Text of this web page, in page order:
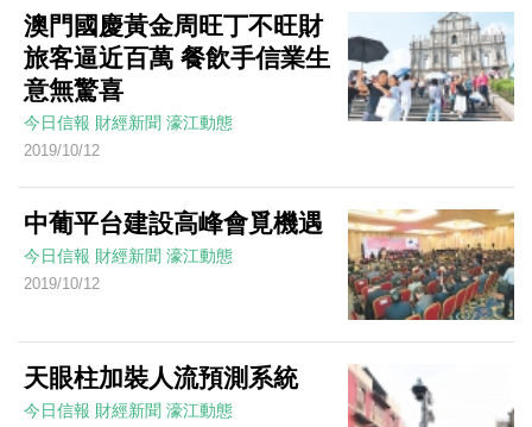
澳門國慶黃金周旺丁不旺財
旅客逼近百萬 餐飲手信業生
意無驚喜
今日信報 財經新聞 濠江動態
2019/10/12
中葡平台建設高峰會覓機遇
今日信報 財經新聞 濠江動態
2019/10/12
天眼柱加裝人流預測系統
今日信報 財經新聞 濠江動態